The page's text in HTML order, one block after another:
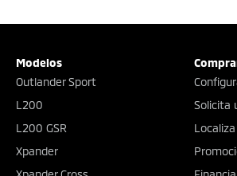
Modelos
Outlander Sport
L200
L200 GSR
Xpander
Solicita